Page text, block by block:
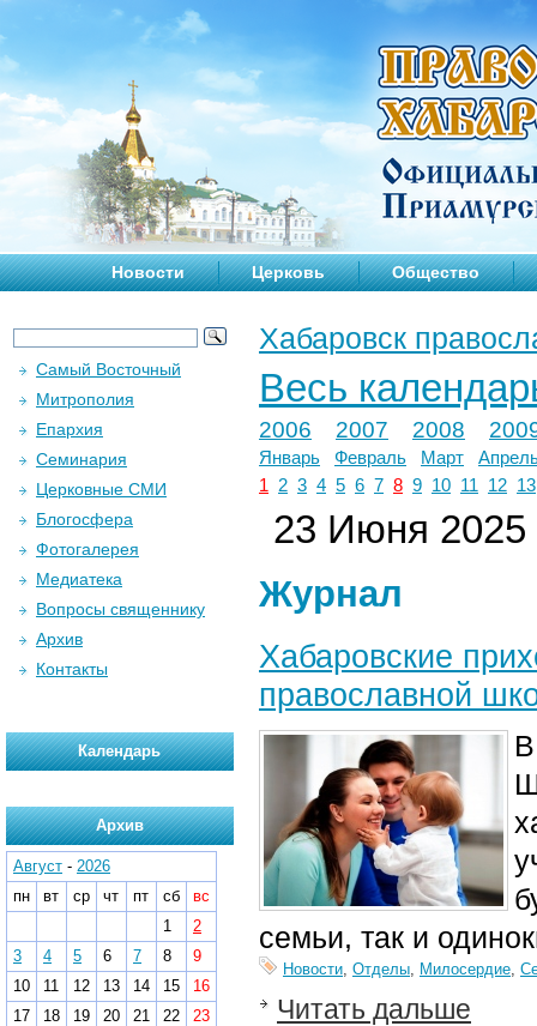
Новости Церковь Общество
Хабаровск
Весь
2006 2007 2008
Январь Февраль Март
1
2 3 4 5 6 7 8 9 10 11 12 13
23 Июня 2025
Журнал
Хабаровские
православной
семьи, так и
Новости, Отделы, Милосердие,
Читать дальше
Самый Восточный
Митрополия
Епархия
Семинария
Церковные СМИ
Блогосфера
Фотогалерея
Медиатека
Вопросы священнику
Архив
Контакты
Календарь
Архив
Август - 2026
пн
вт ср чт пт сб
вс
1
2
3
4 5 6 7 8
9
10
11 12 13 14 15
16
17
18 19 20 21 22
23